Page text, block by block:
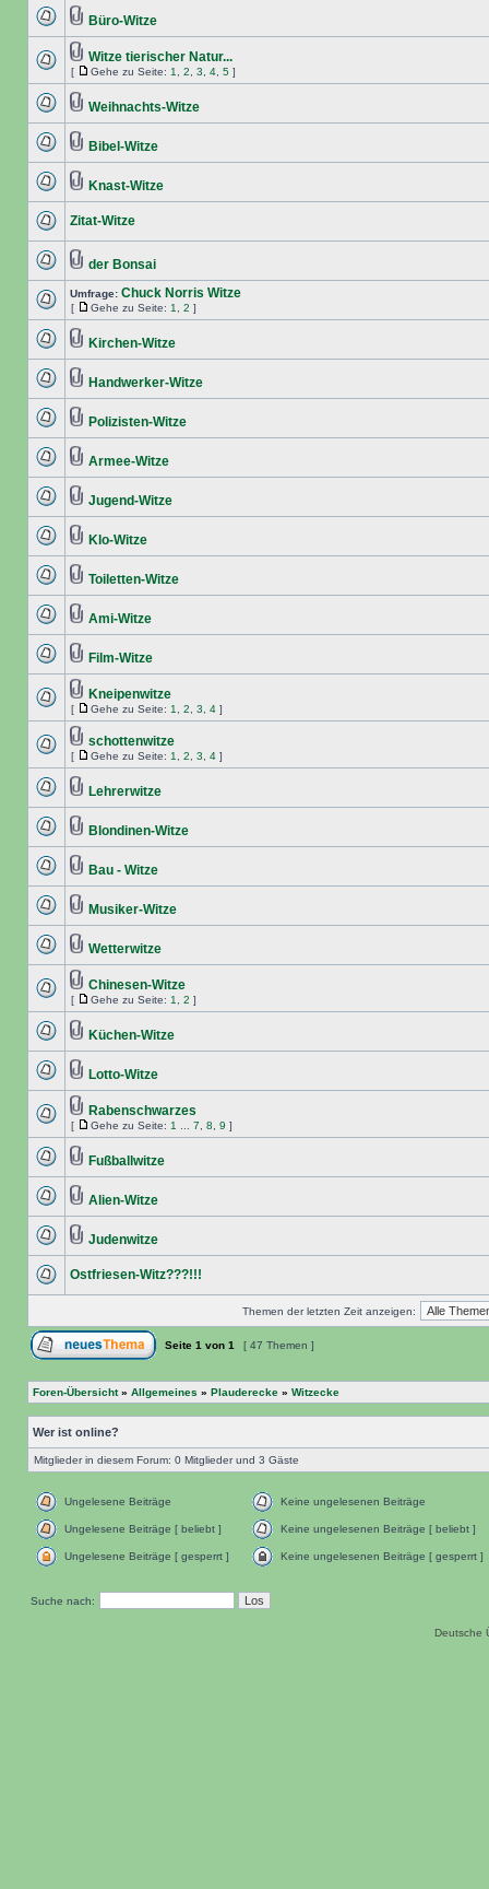
Büro-Witze
Witze tierischer Natur...
[ Gehe zu Seite: 1 2 3 4 5 ]
Weihnachts-Witze
Bibel-Witze
Knast-Witze
Zitat-Witze
der Bonsai
Umfrage: Chuck Norris Witze
[ Gehe zu Seite: 1 2 ]
Kirchen-Witze
Handwerker-Witze
Polizisten-Witze
Armee-Witze
Jugend-Witze
Klo-Witze
Toiletten-Witze
Ami-Witze
Film-Witze
Kneipenwitze
[ Gehe zu Seite: 1 2 3 4 ]
schottenwitze
[ Gehe zu Seite: 1 2 3 4 ]
Lehrerwitze
Blondinen-Witze
Bau - Witze
Musiker-Witze
Wetterwitze
Chinesen-Witze
[ Gehe zu Seite: 1 2 ]
Küchen-Witze
Lotto-Witze
Rabenschwarzes
[ Gehe zu Seite: 1 7 8 9 ]
Fußballwitze
Alien-Witze
Judenwitze
Ostfriesen-Witz???!!!
Themen der letzten Zeit anzeigen:
Seite 1 von 1 [ 47 Themen ]
Foren-Übersicht» Allgemeines » Plauderecke » Witzecke
Wer ist online?
Mitglieder in diesem Forum: 0 Mitglieder und 3 Gäste
Ungelesene Beiträge Keine ungelesenen Beiträge
Ungelesene Beiträge [ beliebt ] Keine ungelesenen Beiträge [ beliebt ]
Ungelesene Beiträge [ gesperrt ] Keine ungelesenen Beiträge [ gesperrt ]
Suche nach:
Deutsche